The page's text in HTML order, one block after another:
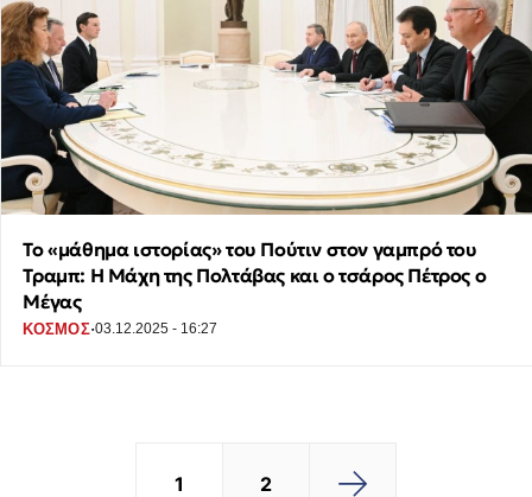
Το «μάθημα ιστορίας» του Πούτιν στον γαμπρό του
Τραμπ: Η Μάχη της Πολτάβας και ο τσάρος Πέτρος ο
Μέγας
ΚΟΣΜΟΣ·03.12.2025 - 16:27
1 2